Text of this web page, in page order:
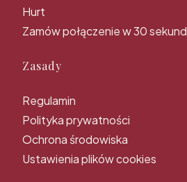
Hurt
Zamów połączenie w 30 sekund
Zasady
Regulamin
Polityka prywatności
Ochrona środowiska
Ustawienia plików cookies